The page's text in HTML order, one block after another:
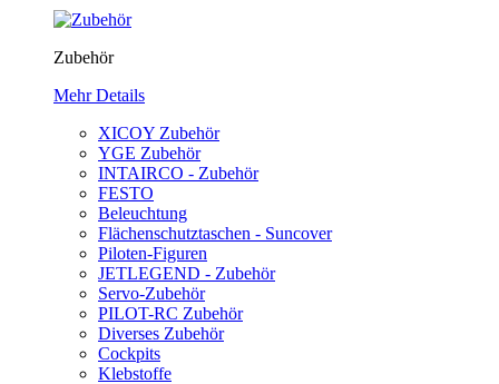
Zubehör
Mehr Details
XICOY Zubehör
YGE Zubehör
INTAIRCO - Zubehör
FESTO
Beleuchtung
Flächenschutztaschen - Suncover
Piloten-Figuren
JETLEGEND - Zubehör
Servo-Zubehör
PILOT-RC Zubehör
Diverses Zubehör
Cockpits
Klebstoffe